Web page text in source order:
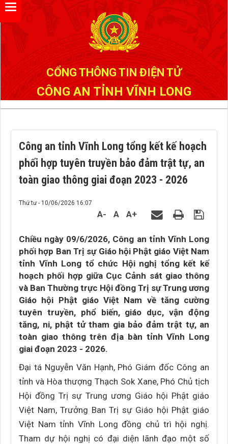
CỔNG THÔNG TIN ĐIỆN TỬ
CÔNG AN TỈNH VĨNH LONG
Công an tỉnh Vĩnh Long tổng kết kế hoạch
phối hợp tuyên truyền bảo đảm trật tự, an
toàn giao thông giai đoạn 2023 - 2026
Thứ tư - 10/06/2026 16:07
A- A A+
Chiều ngày 09/6/2026, Công an tỉnh Vĩnh Long
phối hợp Ban Trị sự Giáo hội Phật giáo Việt Nam
tỉnh Vĩnh Long tổ chức Hội nghị tổng kết kế
hoạch phối hợp giữa Cục Cảnh sát giao thông
và Ban Thường trực Hội đồng Trị sự Trung ương
Giáo hội Phật giáo Việt Nam về tăng cường
tuyên truyền, phổ biến, giáo dục, vận động
tăng, ni, phật tử tham gia bảo đảm trật tự, an
toàn giao thông trên địa bàn tỉnh Vĩnh Long
giai đoạn 2023 - 2026.
Đại tá Nguyễn Văn Hạnh, Phó Giám đốc Công an
tỉnh và Hòa thượng Thạch Sok Xane, Phó Chủ tịch
Hội đồng Trị sự Trung ương Giáo hội Phật giáo
Việt Nam, Trưởng Ban Trị sự Giáo hội Phật giáo
Việt Nam tỉnh Vĩnh Long đồng chủ trì hội nghị.
Tham dự hội nghị có đại diện lãnh đạo một số